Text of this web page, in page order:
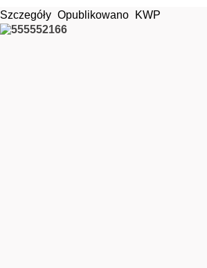
Szczegóły Opublikowano KWP